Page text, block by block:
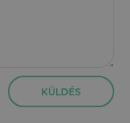
KÜLDÉS